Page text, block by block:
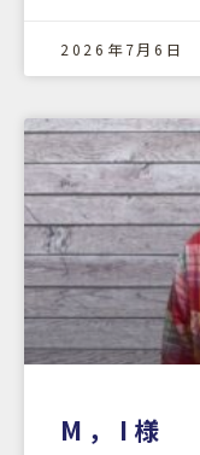
2026年7月6日
M，I様